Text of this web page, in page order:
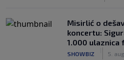
Misirlić o
koncertu:
1.000 ulaznica
SHOWBIZ 5. aug.